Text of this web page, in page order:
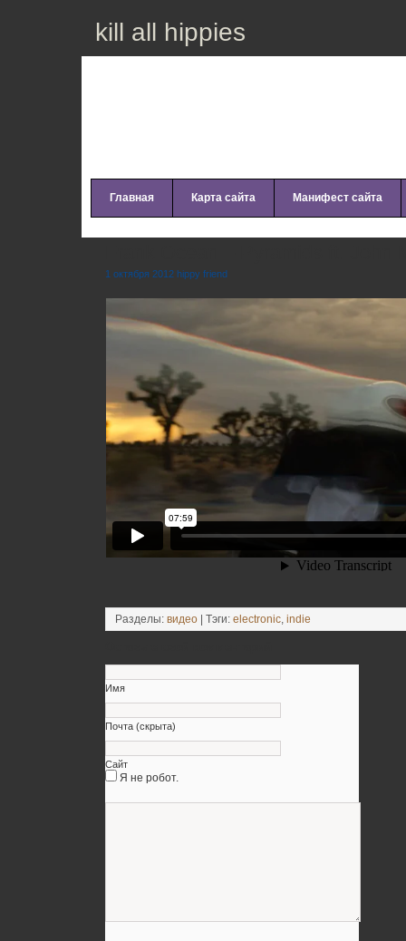
kill all hippies
Главная Карта сайта Манифест сайта
1 октября 2012 hippy friend
Разделы: видео | Тэги: electronic, indie
Имя
Почта (скрыта)
Сайт
Я не робот.